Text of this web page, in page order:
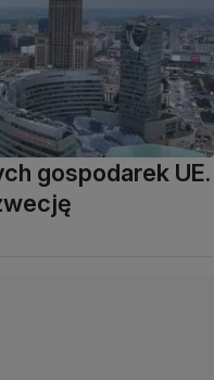
gospodarek UE.